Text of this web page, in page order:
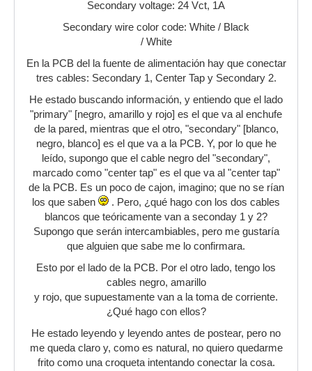
Secondary voltage: 24 Vct, 1A
Secondary wire color code: White / Black
/ White
En la PCB del la fuente de alimentación hay que conectar
tres cables: Secondary 1, Center Tap y Secondary 2.
He estado buscando información, y entiendo que el lado
"primary" [negro, amarillo y rojo] es el que va al enchufe
de la pared, mientras que el otro, "secondary" [blanco,
negro, blanco] es el que va a la PCB. Y, por lo que he
leído, supongo que el cable negro del "secondary",
marcado como "center tap" es el que va al "center tap"
de la PCB. Es un poco de cajon, imagino; que no se rían
los que saben
. Pero, ¿qué hago con los dos cables
blancos que teóricamente van a seconday 1 y 2?
Supongo que serán intercambiables, pero me gustaría
que alguien que sabe me lo confirmara.
Esto por el lado de la PCB. Por el otro lado, tengo los
cables negro, amarillo
y rojo, que supuestamente van a la toma de corriente.
¿Qué hago con ellos?
He estado leyendo y leyendo antes de postear, pero no
me queda claro y, como es natural, no quiero quedarme
frito como una croqueta intentando conectar la cosa.